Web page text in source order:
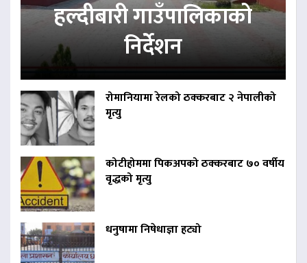
हल्दीबारी गाउँपालिकाको
निर्देशन
रोमानियामा रेलको ठक्करबाट २ नेपालीको
मृत्यु
कोटीहोममा पिकअपको ठक्करबाट ७० वर्षीय
वृद्धको मृत्यु
धनुषामा निषेधाज्ञा हट्यो